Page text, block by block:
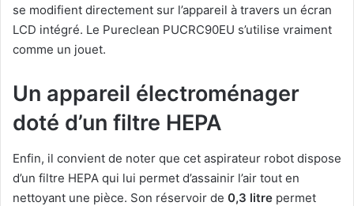
se modifient directement sur l’appareil à travers un écran
LCD intégré. Le Pureclean PUCRC90EU s’utilise vraiment
comme un jouet.
Un appareil électroménager
doté d’un filtre HEPA
Enfin, il convient de noter que cet aspirateur robot dispose
d’un filtre HEPA qui lui permet d’assainir l’air tout en
nettoyant une pièce. Son réservoir de 0,3 litre permet